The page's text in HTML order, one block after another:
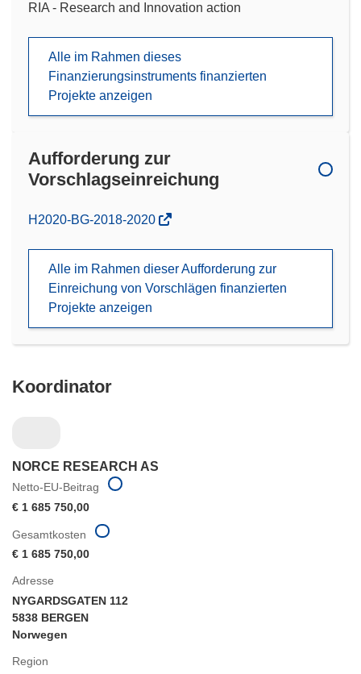
RIA - Research and Innovation action
Alle im Rahmen dieses
Finanzierungsinstruments finanzierten
Projekte anzeigen
Aufforderung zur
Vorschlagseinreichung
(öffnet
Fenster)
H2020-BG-2018-2020
Alle im Rahmen dieser Aufforderung zur
Einreichung von Vorschlägen finanzierten
Projekte anzeigen
Koordinator
NORCE RESEARCH AS
Netto-EU-Beitrag
€ 1 685 750,00
Adresse
NYGARDSGATEN 112
5838 BERGEN
Norwegen
Region
Gesamtkosten
€ 1 685 750,00